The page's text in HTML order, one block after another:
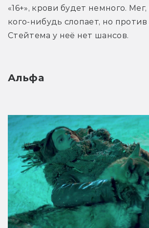
«16+», крови будет немного.
кого-нибудь слопает, но
Стейтема у неё нет шансов.
Альфа